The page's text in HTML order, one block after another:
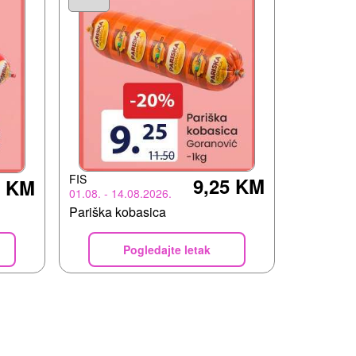
KM
FIS
01.08. - 14.08.2026.
9,25 KM
Pariška kobasica
Pogledajte letak